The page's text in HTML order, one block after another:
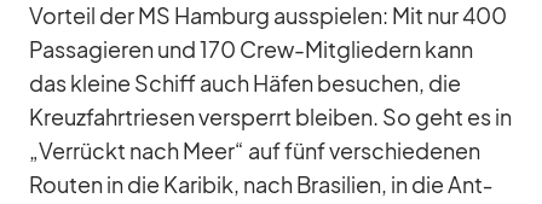
Vor­teil der MS Ham­burg aus­spie­len: Mit nur 400
Pas­sa­gie­ren und 170 Crew-Mit­glie­dern kann
das kleine Schiff auch Hä­fen be­su­chen, die
Kreuz­fahrt­rie­sen ver­sperrt blei­ben. So geht es in
„Ver­rückt nach Meer“ auf fünf ver­schie­de­nen
Rou­ten in die Ka­ri­bik, nach Bra­si­lien, in die Ant­